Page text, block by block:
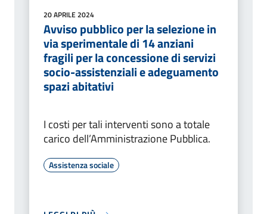
20 APRILE 2024
Avviso pubblico per la selezione in
via sperimentale di 14 anziani
fragili per la concessione di servizi
socio-assistenziali e adeguamento
spazi abitativi
I costi per tali interventi sono a totale
carico dell’Amministrazione Pubblica.
Assistenza sociale